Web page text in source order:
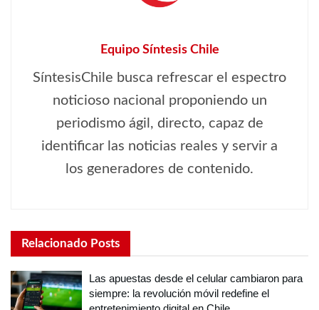
Equipo Síntesis Chile
SíntesisChile busca refrescar el espectro
noticioso nacional proponiendo un
periodismo ágil, directo, capaz de
identificar las noticias reales y servir a
los generadores de contenido.
Relacionado Posts
Las apuestas desde el celular cambiaron para
siempre: la revolución móvil redefine el